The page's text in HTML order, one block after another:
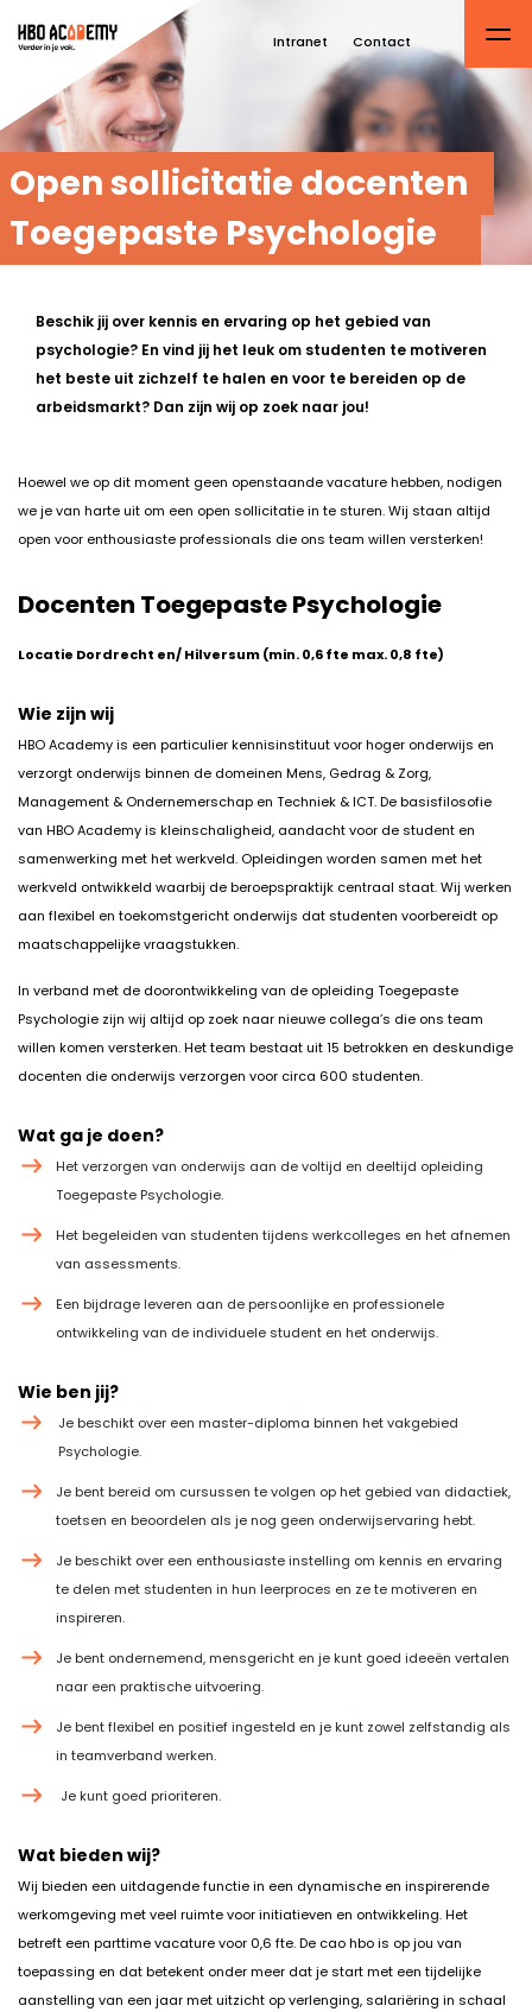
Intranet Contact
Open sollicitatie docenten
Toegepaste Psychologie
Beschik jij over kennis en ervaring op het gebied van
psychologie? En vind jij het leuk om studenten te motiveren
het beste uit zichzelf te halen en voor te bereiden op de
arbeidsmarkt? Dan zijn wij op zoek naar jou!
Hoewel we op dit moment geen openstaande vacature hebben, nodigen
we je van harte uit om een open sollicitatie in te sturen. Wij staan altijd
open voor enthousiaste professionals die ons team willen versterken!
Docenten Toegepaste Psychologie
Locatie Dordrecht en/ Hilversum (min. 0,6 fte max. 0,8 fte)
Wie zijn wij
HBO Academy is een particulier kennisinstituut voor hoger onderwijs en
verzorgt onderwijs binnen de domeinen Mens, Gedrag & Zorg,
Management & Ondernemerschap en Techniek & ICT. De basisfilosofie
van HBO Academy is kleinschaligheid, aandacht voor de student en
samenwerking met het werkveld. Opleidingen worden samen met het
werkveld ontwikkeld waarbij de beroepspraktijk centraal staat. Wij werken
aan flexibel en toekomstgericht onderwijs dat studenten voorbereidt op
maatschappelijke vraagstukken.
In verband met de doorontwikkeling van de opleiding Toegepaste
Psychologie zijn wij altijd op zoek naar nieuwe collega’s die ons team
willen komen versterken. Het team bestaat uit 15 betrokken en deskundige
docenten die onderwijs verzorgen voor circa 600 studenten.
Wat ga je doen?
Het verzorgen van onderwijs aan de voltijd en deeltijd opleiding
Toegepaste Psychologie.
Het begeleiden van studenten tijdens werkcolleges en het afnemen
van assessments.
Een bijdrage leveren aan de persoonlijke en professionele
ontwikkeling van de individuele student en het onderwijs.
Wie ben jij?
Je beschikt over een master-diploma binnen het vakgebied
Psychologie.
Je bent bereid om cursussen te volgen op het gebied van didactiek,
toetsen en beoordelen als je nog geen onderwijservaring hebt.
Je beschikt over een enthousiaste instelling om kennis en ervaring
te delen met studenten in hun leerproces en ze te motiveren en
inspireren.
Je bent ondernemend, mensgericht en je kunt goed ideeën vertalen
naar een praktische uitvoering.
Je bent flexibel en positief ingesteld en je kunt zowel zelfstandig als
in teamverband werken.
Je kunt goed prioriteren.
Wat bieden wij?
Wij bieden een uitdagende functie in een dynamische en inspirerende
werkomgeving met veel ruimte voor initiatieven en ontwikkeling. Het
betreft een parttime vacature voor 0,6 fte. De cao hbo is op jou van
toepassing en dat betekent onder meer dat je start met een tijdelijke
aanstelling van een jaar met uitzicht op verlenging, salariëring in schaal